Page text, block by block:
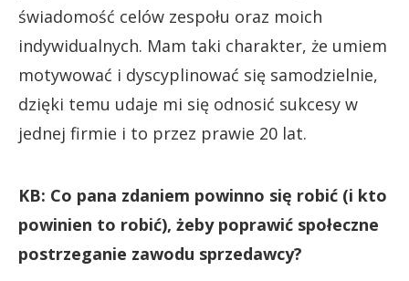
świadomość celów zespołu oraz moich
indywidualnych. Mam taki charakter, że umiem
motywować i dyscyplinować się samodzielnie,
dzięki temu udaje mi się odnosić sukcesy w
jednej firmie i to przez prawie 20 lat.
KB: Co pana zdaniem powinno się robić (i kto
powinien to robić), żeby poprawić społeczne
postrzeganie zawodu sprzedawcy?